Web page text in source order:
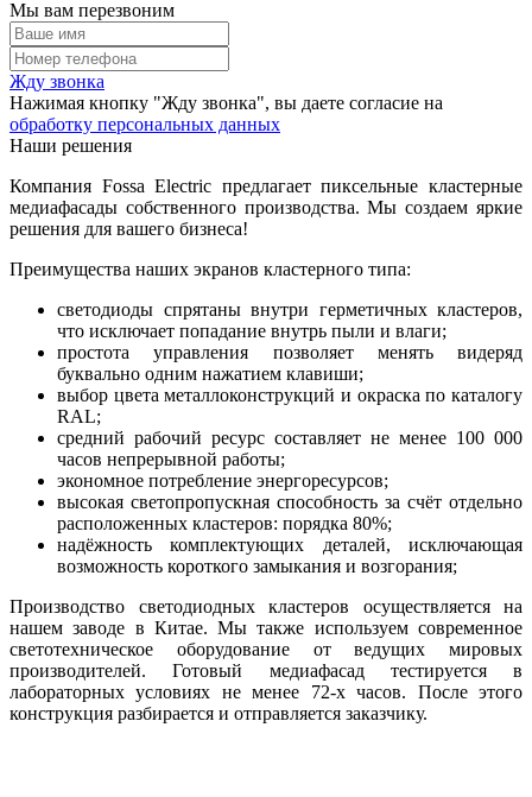
Мы вам перезвоним
Жду звонка
Нажимая кнопку "Жду звонка", вы даете согласие на
обработку персональных данных
Наши решения
Компания Fossa Electric предлагает пиксельные кластерные
медиафасады собственного производства. Мы создаем яркие
решения для вашего бизнеса!
Преимущества наших экранов кластерного типа:
светодиоды спрятаны внутри герметичных кластеров,
что исключает попадание внутрь пыли и влаги;
простота управления позволяет менять видеряд
буквально одним нажатием клавиши;
выбор цвета металлоконструкций и окраска по каталогу
RAL;
средний рабочий ресурс составляет не менее 100 000
часов непрерывной работы;
экономное потребление энергоресурсов;
высокая светопропускная способность за счёт отдельно
расположенных кластеров: порядка 80%;
надёжность комплектующих деталей, исключающая
возможность короткого замыкания и возгорания;
Производство светодиодных кластеров осуществляется на
нашем заводе в Китае. Мы также используем современное
светотехническое оборудование от ведущих мировых
производителей. Готовый медиафасад тестируется в
лабораторных условиях не менее 72-х часов. После этого
конструкция разбирается и отправляется заказчику.